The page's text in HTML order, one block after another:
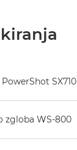
SX710
zgloba WS-800